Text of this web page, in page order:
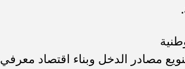
مصادر الدخل وبناء اقتصاد معرفي